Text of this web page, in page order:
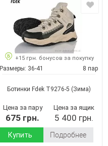
+15 грн. бонусов за покупку
Размеры: 36-41 8 пар
Ботинки Fdek T9276-5 (Зима)
Цена за пару
675 грн.
Цена за ящик
5 400 грн.
Купить Подробнее